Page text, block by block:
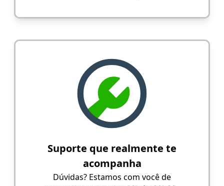
Suporte que realmente te
acompanha
Dúvidas? Estamos com você de